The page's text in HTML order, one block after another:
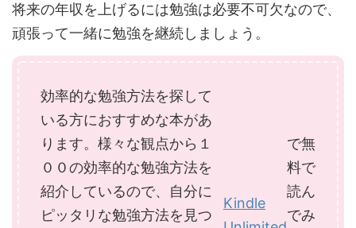
将来の年収を上げるには勉強は必要不可欠なので、
頑張って一緒に勉強を継続しましょう。
効率的な勉強方法を探して
いる方におすすめな本があ
ります。様々な観点から１
００の効率的な勉強方法を
紹介しているので、自分に
ピッタリな勉強方法を見つ
Kindle
で無
料で
読ん
でみ